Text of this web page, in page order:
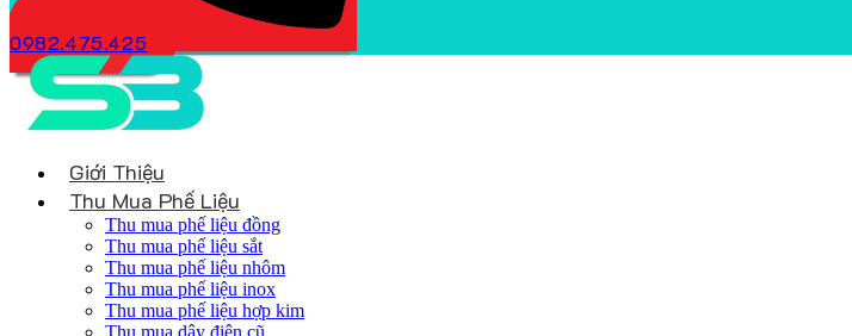
0982.475.425
Giới Thiệu
Thu Mua Phế Liệu
Thu mua phế liệu đồng
Thu mua phế liệu sắt
Thu mua phế liệu nhôm
Thu mua phế liệu inox
Thu mua phế liệu hợp kim
Thu mua dây điện cũ